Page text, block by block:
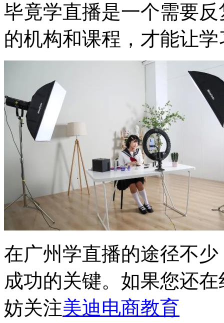
毕竟学直播是一个需要
的机构和课程，才能让
在广州学直播的途径不
成功的关键。如果您还
妨关注美迪电商教育